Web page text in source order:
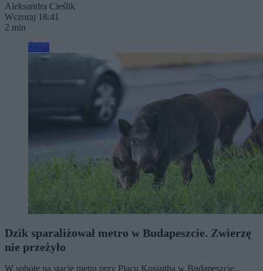
Aleksandra Cieślik
Wczoraj 18:41
2 min
Dzik sparaliżował metro w Budapeszcie. Zwierzę
nie przeżyło
W sobotę na stację metra przy Placu Kossutha w Budapeszcie,